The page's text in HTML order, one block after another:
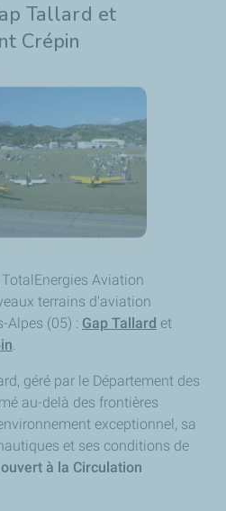
Tallard et
Crépin
Aviation
terrains d'aviation
Alpes (05) : Gap Tallard et
.
géré par le Département des
au-delà des frontières
exceptionnel, sa
et ses conditions de
ouvert à la Circulation